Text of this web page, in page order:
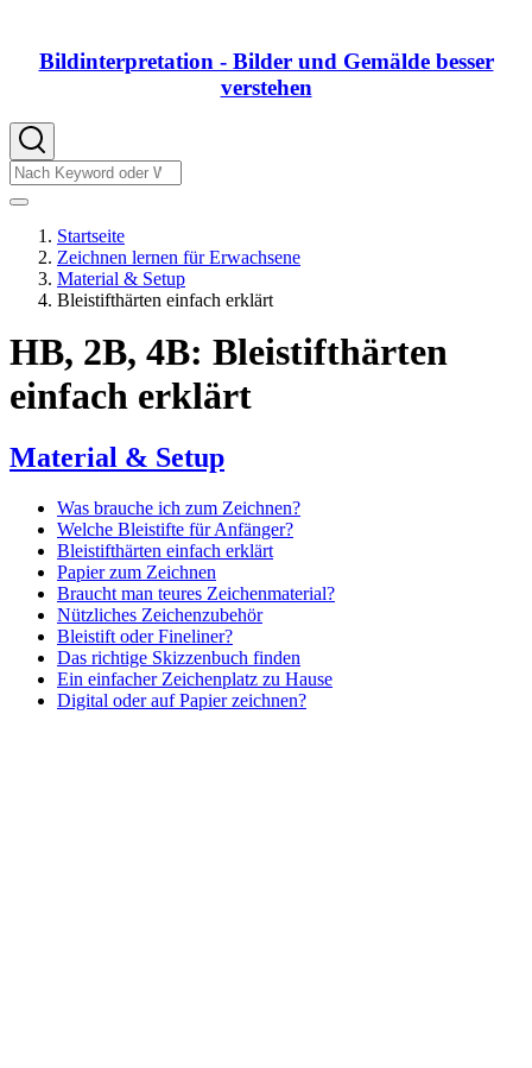
Bildinterpretation - Bilder und Gemälde besser
verstehen
Suche
Suche
Pfadnavigation
Startseite
Zeichnen lernen für Erwachsene
Material & Setup
Bleistifthärten einfach erklärt
HB, 2B, 4B: Bleistifthärten
einfach erklärt
Material & Setup
Was brauche ich zum Zeichnen?
Welche Bleistifte für Anfänger?
Bleistifthärten einfach erklärt
Papier zum Zeichnen
Braucht man teures Zeichenmaterial?
Nützliches Zeichenzubehör
Bleistift oder Fineliner?
Das richtige Skizzenbuch finden
Ein einfacher Zeichenplatz zu Hause
Digital oder auf Papier zeichnen?